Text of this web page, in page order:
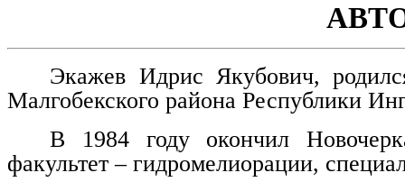
Экажев Идрис Якубович,
Малгобекского района Республики
В 1984 году окончил
факультет – гидромелиорации,